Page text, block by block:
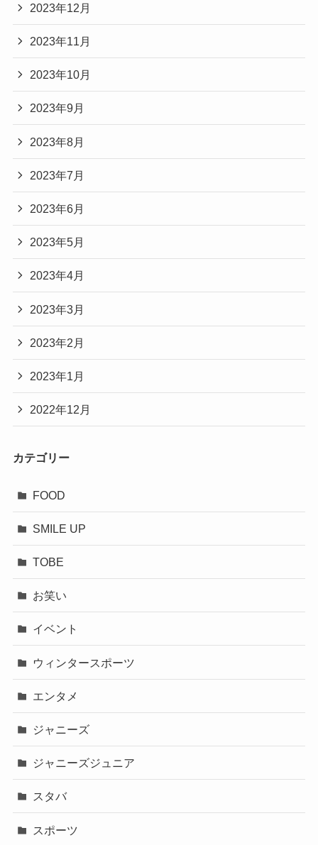
2023年12月
2023年11月
2023年10月
2023年9月
2023年8月
2023年7月
2023年6月
2023年5月
2023年4月
2023年3月
2023年2月
2023年1月
2022年12月
カテゴリー
FOOD
SMILE UP
TOBE
お笑い
イベント
ウィンタースポーツ
エンタメ
ジャニーズ
ジャニーズジュニア
スタバ
スポーツ